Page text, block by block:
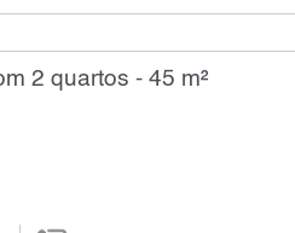
2 quartos - 45 m²